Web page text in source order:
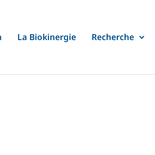
La Biokinergie Recherche